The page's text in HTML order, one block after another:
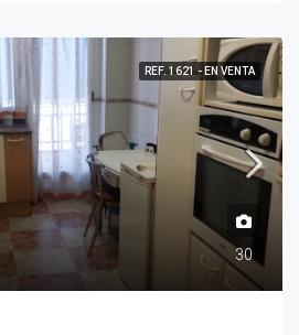
REF. 1621 - EN VENTA
30